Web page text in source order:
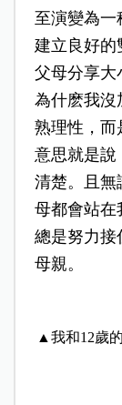
至演變為一
建立良好的
父母分享大
為什麽我沒
熟理性，而
意思就是說
清楚。且無
母都會站在
總是努力接
母親。
▲我和12歲